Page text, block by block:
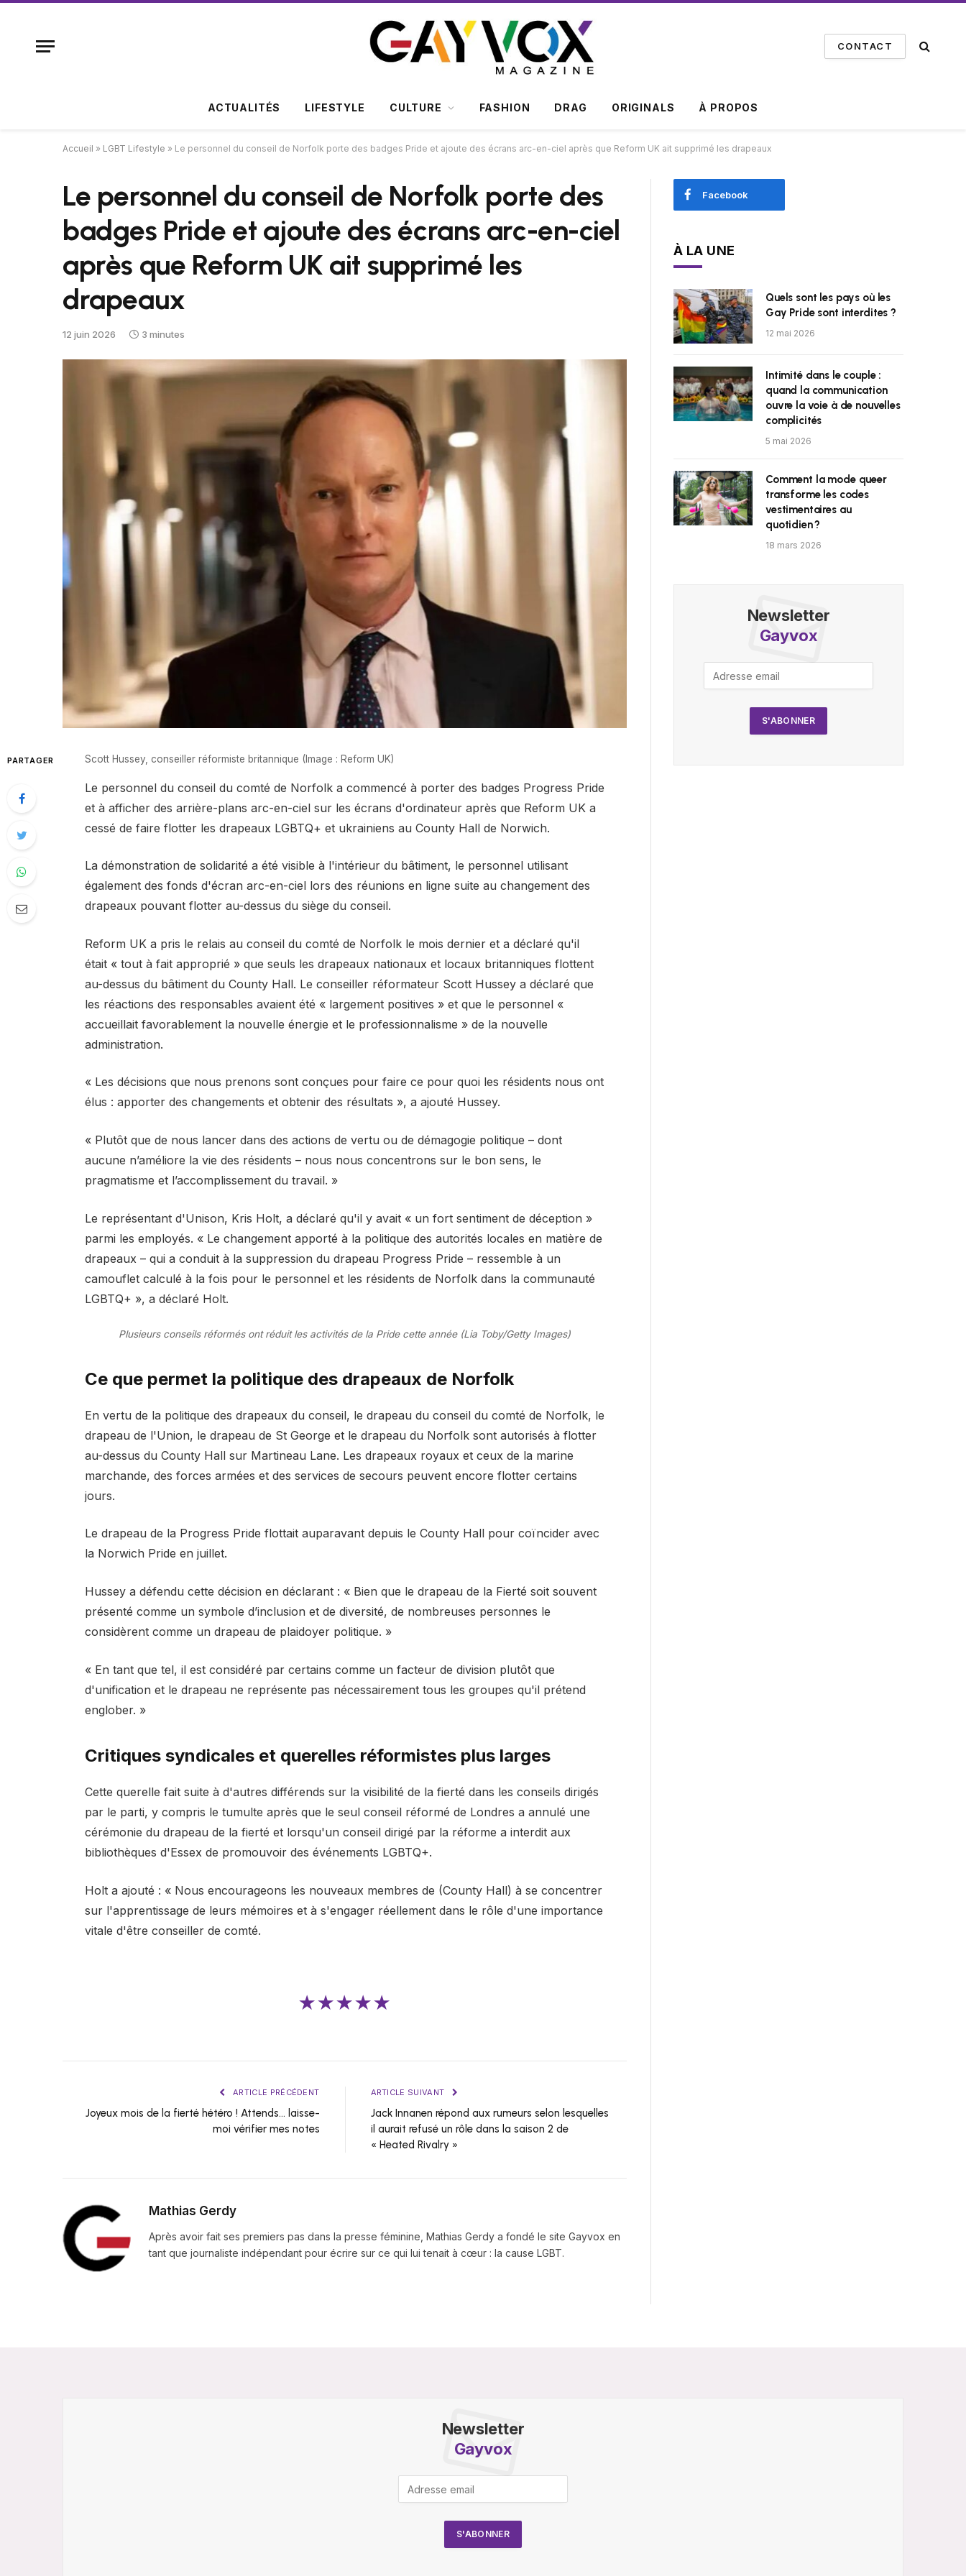
CONTACT
ACTUALITÉS LIFESTYLE CULTURE FASHION DRAG ORIGINALS À PROPOS
Accueil » LGBT Lifestyle » Le personnel du conseil de Norfolk porte des badges Pride et ajoute des écrans arc-en-ciel après que Reform UK ait supprimé les drapeaux
Le personnel du conseil de Norfolk porte des
badges Pride et ajoute des écrans arc-en-ciel
après que Reform UK ait supprimé les
drapeaux
12 juin 2026 3 minutes
PARTAGER Scott Hussey, conseiller réformiste britannique (Image : Reform UK)
Le personnel du conseil du comté de Norfolk a commencé à porter des badges Progress Pride
et à afficher des arrière-plans arc-en-ciel sur les écrans d'ordinateur après que Reform UK a
cessé de faire flotter les drapeaux LGBTQ+ et ukrainiens au County Hall de Norwich.
La démonstration de solidarité a été visible à l'intérieur du bâtiment, le personnel utilisant
également des fonds d'écran arc-en-ciel lors des réunions en ligne suite au changement des
drapeaux pouvant flotter au-dessus du siège du conseil.
Reform UK a pris le relais au conseil du comté de Norfolk le mois dernier et a déclaré qu'il
était « tout à fait approprié » que seuls les drapeaux nationaux et locaux britanniques flottent
au-dessus du bâtiment du County Hall. Le conseiller réformateur Scott Hussey a déclaré que
les réactions des responsables avaient été « largement positives » et que le personnel «
accueillait favorablement la nouvelle énergie et le professionnalisme » de la nouvelle
administration.
« Les décisions que nous prenons sont conçues pour faire ce pour quoi les résidents nous ont
élus : apporter des changements et obtenir des résultats », a ajouté Hussey.
« Plutôt que de nous lancer dans des actions de vertu ou de démagogie politique – dont
aucune n’améliore la vie des résidents – nous nous concentrons sur le bon sens, le
pragmatisme et l’accomplissement du travail. »
Le représentant d'Unison, Kris Holt, a déclaré qu'il y avait « un fort sentiment de déception »
parmi les employés. « Le changement apporté à la politique des autorités locales en matière de
drapeaux – qui a conduit à la suppression du drapeau Progress Pride – ressemble à un
camouflet calculé à la fois pour le personnel et les résidents de Norfolk dans la communauté
LGBTQ+ », a déclaré Holt.
Plusieurs conseils réformés ont réduit les activités de la Pride cette année (Lia Toby/Getty Images)
Ce que permet la politique des drapeaux de Norfolk
En vertu de la politique des drapeaux du conseil, le drapeau du conseil du comté de Norfolk, le
drapeau de l'Union, le drapeau de St George et le drapeau du Norfolk sont autorisés à flotter
au-dessus du County Hall sur Martineau Lane. Les drapeaux royaux et ceux de la marine
marchande, des forces armées et des services de secours peuvent encore flotter certains
jours.
Le drapeau de la Progress Pride flottait auparavant depuis le County Hall pour coïncider avec
la Norwich Pride en juillet.
Hussey a défendu cette décision en déclarant : « Bien que le drapeau de la Fierté soit souvent
présenté comme un symbole d’inclusion et de diversité, de nombreuses personnes le
considèrent comme un drapeau de plaidoyer politique. »
« En tant que tel, il est considéré par certains comme un facteur de division plutôt que
d'unification et le drapeau ne représente pas nécessairement tous les groupes qu'il prétend
englober. »
Critiques syndicales et querelles réformistes plus larges
Cette querelle fait suite à d'autres différends sur la visibilité de la fierté dans les conseils dirigés
par le parti, y compris le tumulte après que le seul conseil réformé de Londres a annulé une
cérémonie du drapeau de la fierté et lorsqu'un conseil dirigé par la réforme a interdit aux
bibliothèques d'Essex de promouvoir des événements LGBTQ+.
Holt a ajouté : « Nous encourageons les nouveaux membres de (County Hall) à se concentrer
sur l'apprentissage de leurs mémoires et à s'engager réellement dans le rôle d'une importance
vitale d'être conseiller de comté.
★★★★★
ARTICLE PRÉCÉDENT
Joyeux mois de la fierté hétéro ! Attends… laisse-
moi vérifier mes notes
ARTICLE SUIVANT
Jack Innanen répond aux rumeurs selon lesquelles
il aurait refusé un rôle dans la saison 2 de
« Heated Rivalry »
Mathias Gerdy
Après avoir fait ses premiers pas dans la presse féminine, Mathias Gerdy a fondé le site Gayvox en
tant que journaliste indépendant pour écrire sur ce qui lui tenait à cœur : la cause LGBT.
Facebook
À LA UNE
Quels sont les pays où les
Gay Pride sont interdites ?
12 mai 2026
Intimité dans le couple :
quand la communication
ouvre la voie à de nouvelles
complicités
5 mai 2026
Comment la mode queer
transforme les codes
vestimentaires au
quotidien ?
18 mars 2026
Newsletter
Gayvox
Newsletter
Gayvox